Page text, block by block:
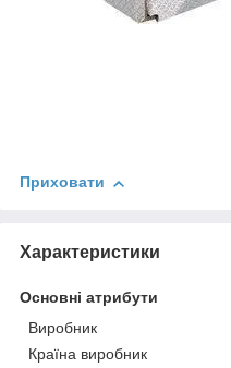
Приховати
Характеристики
Основні атрибути
Виробник
Країна виробник